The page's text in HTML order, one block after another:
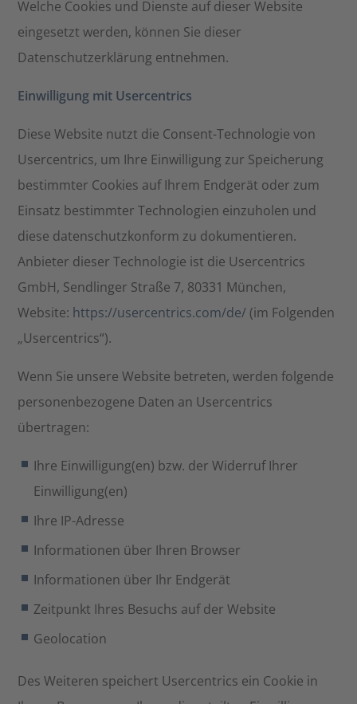
Welche Cookies und Dienste auf dieser Website
eingesetzt werden, können Sie dieser
Datenschutzerklärung entnehmen.
Einwilligung mit Usercentrics
Diese Website nutzt die Consent-Technologie von
Usercentrics, um Ihre Einwilligung zur Speicherung
bestimmter Cookies auf Ihrem Endgerät oder zum
Einsatz bestimmter Technologien einzuholen und
diese datenschutzkonform zu dokumentieren.
Anbieter dieser Technologie ist die Usercentrics
GmbH, Sendlinger Straße 7, 80331 München,
Website: https://usercentrics.com/de/ (im Folgenden
„Usercentrics“).
Wenn Sie unsere Website betreten, werden folgende
personenbezogene Daten an Usercentrics
übertragen:
Ihre Einwilligung(en) bzw. der Widerruf Ihrer
Einwilligung(en)
Ihre IP-Adresse
Informationen über Ihren Browser
Informationen über Ihr Endgerät
Zeitpunkt Ihres Besuchs auf der Website
Geolocation
Des Weiteren speichert Usercentrics ein Cookie in